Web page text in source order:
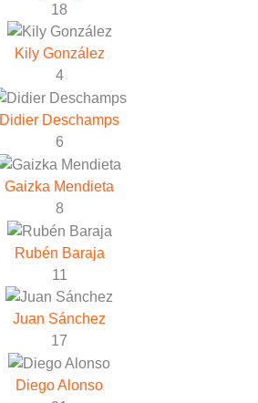
18
Kily González
4
Didier Deschamps
6
Gaizka Mendieta
8
Rubén Baraja
11
Juan Sánchez
17
Diego Alonso